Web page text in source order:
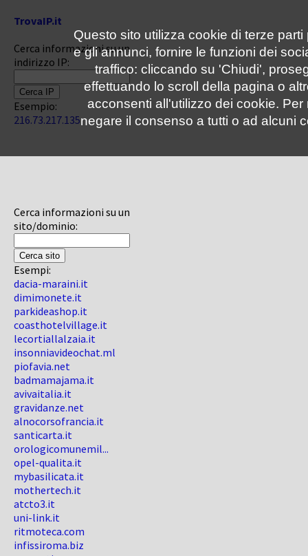
TrovaIP.it
Cerca informazioni su un
indirizzo IP:
Esempio:
216.73.217.135
Cerca informazioni su un
sito/dominio:
Esempi:
dacia-maraini.it
dimimonete.it
parkideashop.it
coasthotelvillage.it
lecortiallalzaia.it
insonniavideochat.ml
piofavia.net
badmamajama.it
avivaitalia.it
gravidanze.net
alnocorsofrancia.it
santicarta.it
orologicomunemil...
opel-qualita.it
mybasilicata.it
mothertech.it
atcto3.it
uni-link.it
ritmoteca.com
infissiroma.biz
Questo sito utilizza cookie di terze
e gli annunci, fornire le funzioni dei
traffico: cliccando su 'Chiudi',
effettuando lo scroll della pagina o
acconsenti all'utilizzo dei cookie.
negare il consenso a tutti o ad alcuni